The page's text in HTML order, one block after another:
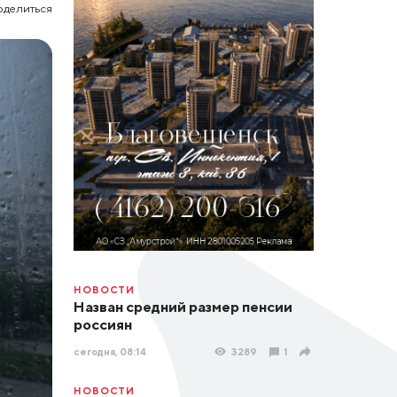
НОВОСТИ
Назван средний размер пенсии
россиян
сегодня, 08:14 3289 1
НОВОСТИ